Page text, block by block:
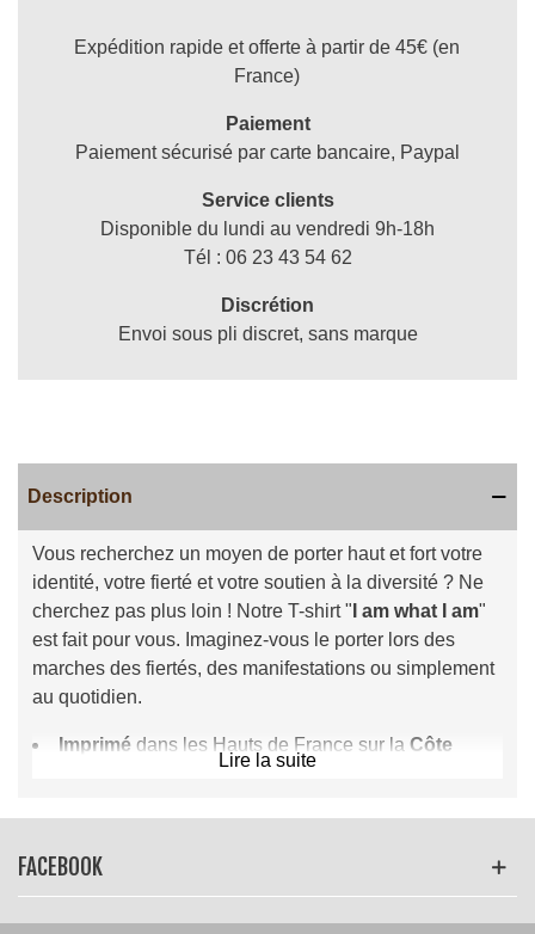
Expédition rapide et offerte à partir de 45€ (en
France)
Paiement
Paiement sécurisé par carte bancaire, Paypal
Service clients
Disponible du lundi au vendredi 9h-18h
Tél : 06 23 43 54 62
Discrétion
Envoi sous pli discret, sans marque
Description
Vous recherchez un moyen de porter haut et fort votre
identité, votre fierté et votre soutien à la diversité ? Ne
cherchez pas plus loin ! Notre T-shirt " I am what I am"
est fait pour vous. Imaginez-vous le porter lors des
marches des fiertés, des manifestations ou simplement
au quotidien.
Imprimé dans les Hauts de France sur la Côte
sur des tee shirts en coton 100% certifié
cintrée, tout le monde trouvera son bonheur !
Lire la suite
FACEBOOK